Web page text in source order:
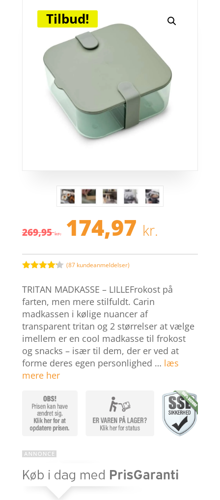
Tilbud!
269,95kr. Den
oprindelige
pris
var:
269,95 kr..
174,97 kr.
pris
er:
ud af 5
baseret
på
kundebedø
mmelser
(87 kundeanmeldelser)
TRITAN MADKASSE – LILLEFrokost på
farten, men mere stilfuldt. Carin
madkassen i kølige nuancer af
transparent tritan og 2 størrelser at vælge
imellem er en cool madkasse til frokost
og snacks – især til dem, der er ved at
forme deres egen personlighed … læs
mere her